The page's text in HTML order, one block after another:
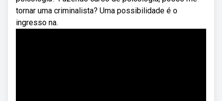
tornar uma criminalista? Uma possibilidade é o
ingresso na.